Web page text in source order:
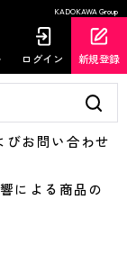
KADOKAWA Group
ログイン 新規登録
お問い合わせ
による商品の